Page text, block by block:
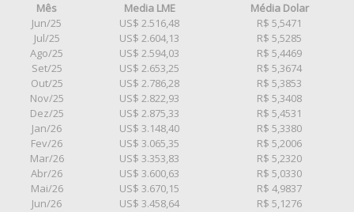
Mês Media LME
Média Dolar
Jun/25
US$ 2.516,48
R$ 5,5471
Jul/25
US$ 2.604,13
R$ 5,5285
Ago/25
US$ 2.594,03
R$ 5,4469
Set/25
US$ 2.653,25
R$ 5,3674
Out/25
US$ 2.786,28
R$ 5,3853
Nov/25
US$ 2.822,93
R$ 5,3408
Dez/25
US$ 2.875,33
R$ 5,4531
Jan/26
US$ 3.148,40
R$ 5,3380
Fev/26
US$ 3.065,35
R$ 5,2006
Mar/26
US$ 3.353,83
R$ 5,2320
Abr/26
US$ 3.600,63
R$ 5,0330
Mai/26
US$ 3.670,15
R$ 4,9837
Jun/26
US$ 3.458,64 R$ 5,1276